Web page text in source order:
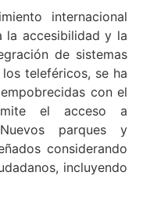
internacional
la accesibilidad y la
de sistemas
teleféricos, se ha
con el
el acceso a
parques y
considerando
incluyendo